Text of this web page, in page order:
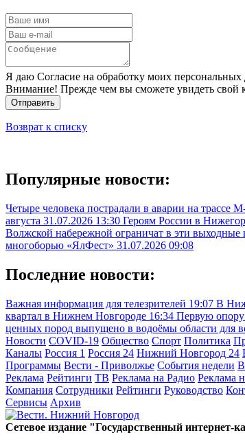
Я даю Согласие на обработку моих персональных
Внимание! Прежде чем вы сможете увидеть свой
Отправить
Возврат к списку
Популярные новости:
Четыре человека пострадали в аварии на трассе
августа 31.07.2026 13:30 Героям России в
Волжской набережной ограничат в эти выходные
многоборью «ЯлФест» 31.07.2026 09:08
Последние новости:
Важная информация для телезрителей 19:07 В
квартал в Нижнем Новгороде 16:34 Первую опору
ценных пород выпущено в водоёмы области для
Новости COVID-19 Общество Спорт Политика
Каналы Россия 1 Россия 24 Нижний Новгород 24
Программы Вести - Приволжье События недели
Реклама Рейтинги ТВ Реклама на Радио Реклама
Компания Сотрудники Рейтинги Руководство
Сервисы Архив
Сетевое издание "Государственный интернет-